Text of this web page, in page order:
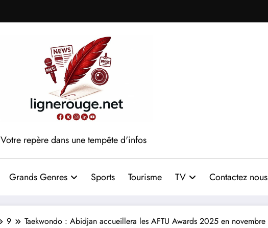
Votre repère dans une tempête d'infos
Grands Genres Sports Tourisme TV Contactez nous
9 Taekwondo : Abidjan accueillera les AFTU Awards 2025 en novembre